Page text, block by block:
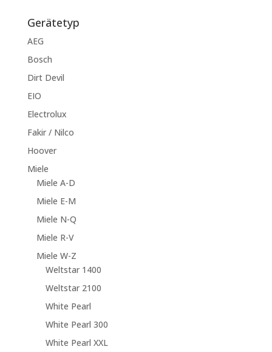
Gerätetyp
AEG
Bosch
Dirt Devil
EIO
Electrolux
Fakir / Nilco
Hoover
Miele
Miele A-D
Miele E-M
Miele N-Q
Miele R-V
Miele W-Z
Weltstar 1400
Weltstar 2100
White Pearl
White Pearl 300
White Pearl XXL